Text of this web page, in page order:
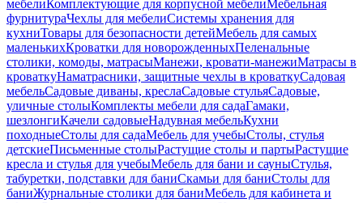
мебелиКомплектующие для корпусной мебелиМебельная
фурнитураЧехлы для мебелиСистемы хранения для
кухниТовары для безопасности детейМебель для самых
маленькихКроватки для новорожденныхПеленальные
столики, комоды, матрасыМанежи, кровати-манежиМатрасы в
кроваткуНаматрасники, защитные чехлы в кроваткуСадовая
мебельСадовые диваны, креслаСадовые стульяСадовые,
уличные столыКомплекты мебели для садаГамаки,
шезлонгиКачели садовыеНадувная мебельКухни
походныеСтолы для садаМебель для учебыСтолы, стулья
детскиеПисьменные столыРастущие столы и партыРастущие
кресла и стулья для учебыМебель для бани и сауныСтулья,
табуретки, подставки для баниСкамьи для баниСтолы для
баниЖурнальные столики для баниМебель для кабинета и